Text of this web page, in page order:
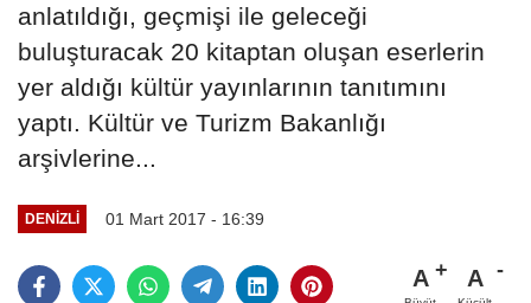
anlatıldığı, geçmişi ile geleceği
buluşturacak 20 kitaptan oluşan eserlerin
yer aldığı kültür yayınlarının tanıtımını
yaptı. Kültür ve Turizm Bakanlığı
arşivlerine...
DENIZLI 01 Mart 2017 - 16:39
A A